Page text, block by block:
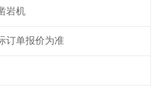
岩机
订单报价为准